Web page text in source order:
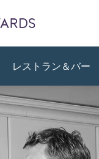
レストラン＆バー